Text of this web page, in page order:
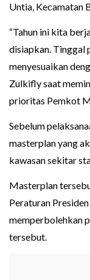
Untia, Kecamatan
“Tahun ini kita
disiapkan. Tinggal
menyesuaikan
Zulkifly saat
prioritas Pemkot
Sebelum
masterplan yang
kawasan sekitar
Masterplan
Peraturan
memperbolehkan
tersebut.